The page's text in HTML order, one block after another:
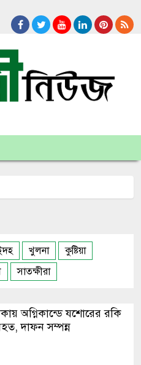
খুলনা
কুষ্টিয়া
সাতক্ষীরা
অগ্নিকান্ডে যশোরের রকি
দাফন সম্পন্ন